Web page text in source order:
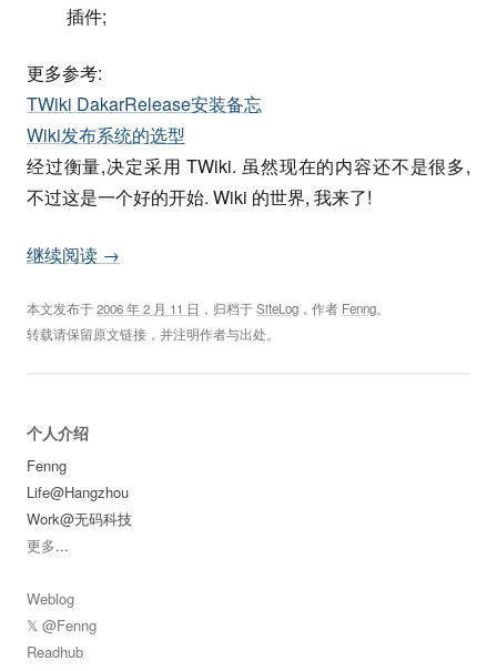
插件;
更多参考:
TWiki DakarRelease安装备忘
Wiki发布系统的选型
经过衡量,决定采用 TWiki. 虽然现在的内容还不是很多,
不过这是一个好的开始. Wiki 的世界, 我来了!
继续阅读 →
本文发布于2006 年 2 月 11 日 ，归档于SiteLog ，作者 Fenng。
转载请保留原文链接，并注明作者与出处。
个人介绍
Fenng
Life@Hangzhou
Work@无码科技
更多...
Weblog
𝕏 @Fenng
Readhub